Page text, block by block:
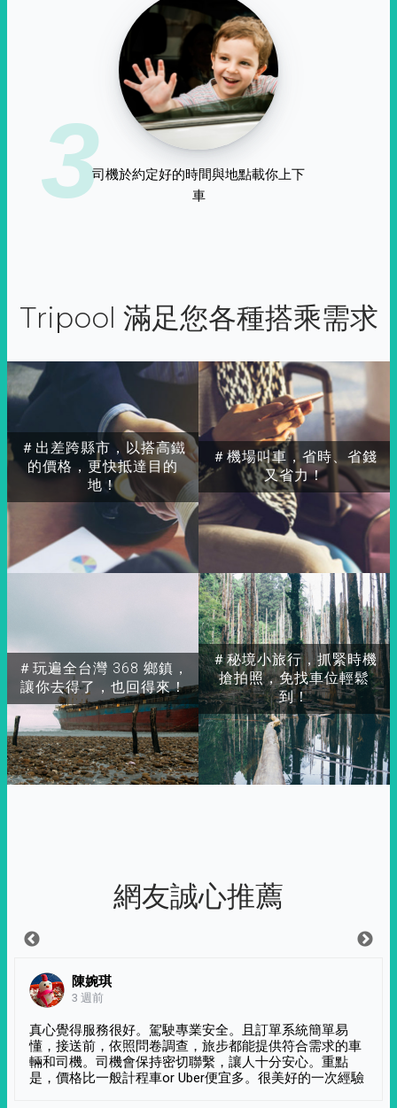
3司機於約定好的時間與地點載你上下
車
Tripool 滿足您各種搭乘需求
＃出差跨縣市，以搭高鐵
的價格，更快抵達目的
地！
＃玩遍全台灣 368 鄉鎮，
讓你去得了，也回得來！
＃秘境小旅行，抓緊時機
搶拍照，免找車位輕鬆
到！
＃機場叫車，省時、省錢
又省力！
網友誠心推薦
陳婉琪
3 週前
真心覺得服務很好。駕駛專業安全。且訂單系統簡單易
懂，接送前，依照問卷調查，旅步都能提供符合需求的車
輛和司機。司機會保持密切聯繫，讓人十分安心。重點
是，價格比一般計程車or Uber便宜多。很美好的一次經驗